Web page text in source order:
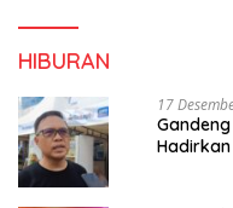
HIBURAN
17
Hadirkan